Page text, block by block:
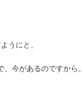
うにと、
今があるのですから。